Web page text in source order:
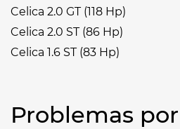
Celica 2.0 GT (118 Hp)
Celica 2.0 ST (86 Hp)
Celica 1.6 ST (83 Hp)
Problemas